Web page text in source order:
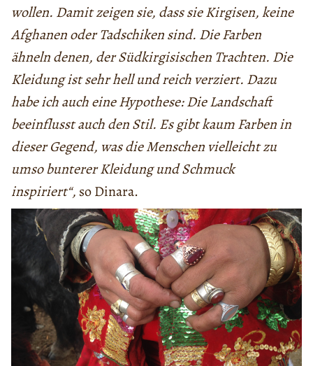
wollen. Damit zeigen sie, dass sie Kirgisen, keine
Afghanen oder Tadschiken sind. Die Farben
ähneln denen, der Südkirgisischen Trachten. Die
Kleidung ist sehr hell und reich verziert. Dazu
habe ich auch eine Hypothese: Die Landschaft
beeinflusst auch den Stil. Es gibt kaum Farben in
dieser Gegend, was die Menschen vielleicht zu
umso bunterer Kleidung und Schmuck
inspiriert“, so Dinara.